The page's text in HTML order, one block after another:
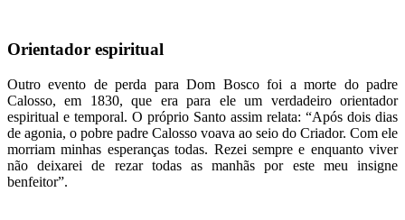
Orientador espiritual
Outro evento de perda para Dom Bosco foi a morte do padre
Calosso, em 1830, que era para ele um verdadeiro orientador
espiritual e temporal. O próprio Santo assim relata: “Após dois dias
de agonia, o pobre padre Calosso voava ao seio do Criador. Com ele
morriam minhas esperanças todas. Rezei sempre e enquanto viver
não deixarei de rezar todas as manhãs por este meu insigne
benfeitor”.